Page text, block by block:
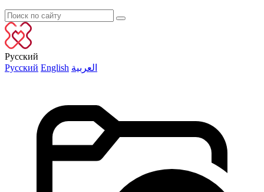
Русский
Русский English العربية